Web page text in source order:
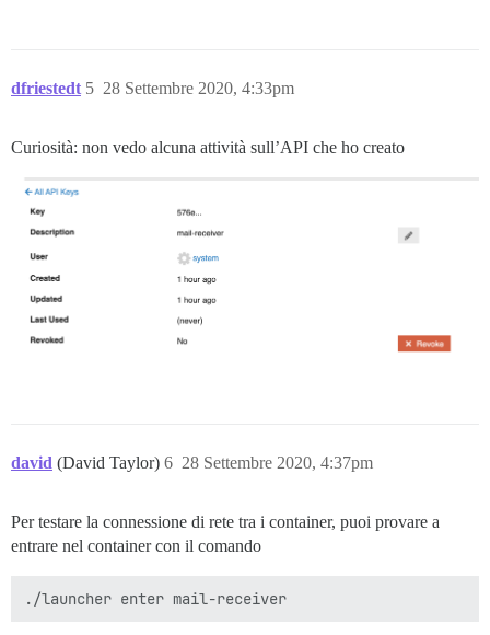
dfriestedt 28 Settembre 2020, 4:33pm
5
Curiosità: non vedo alcuna attività sull’API che ho creato
david (David Taylor) 28 Settembre 2020, 4:37pm
6
Per testare la connessione di rete tra i container, puoi provare a
entrare nel container con il comando